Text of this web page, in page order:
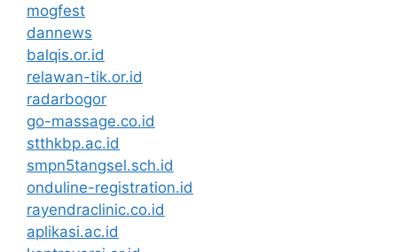
mogfest
dannews
balqis.or.id
relawan-tik.or.id
radarbogor
go-massage.co.id
stthkbp.ac.id
smpn5tangsel.sch.id
onduline-registration.id
rayendraclinic.co.id
aplikasi.ac.id